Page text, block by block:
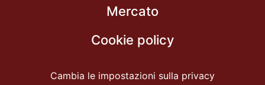
Mercato
Cookie policy
Cambia le impostazioni sulla privacy